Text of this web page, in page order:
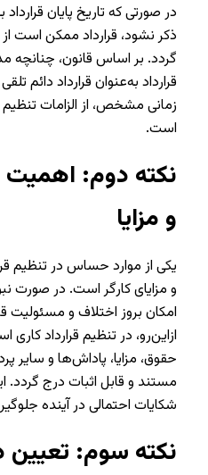
در صورتی که تاریخ پایان
ذکر نشود، قرارداد ممکن است
گردد. بر اساس قانون،
قرارداد به‌عنوان قرارداد دائم
زمانی مشخص، از الزامات تنظیم
است.
نکته دوم:
و مزایا
یکی از موارد حساس در تنظیم
و مزایای کارگر است. در صورت
امکان بروز اختلاف و مسئولیت
ازاین‌رو، در تنظیم قرارداد کاری
حقوق، مزایا، پاداش‌ها و
مستند و قابل اثبات درج گردد.
شکایات احتمالی در آینده
نکته سوم: